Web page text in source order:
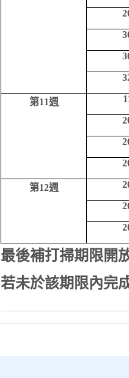
第11週
第12週
最後補打掃期限開
若未於該期限內完